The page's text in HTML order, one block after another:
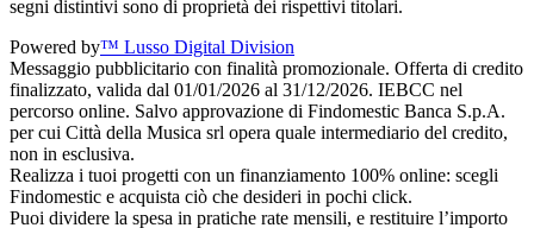
segni distintivi sono di proprietà dei rispettivi titolari.
Powered by™ Lusso Digital Division
Messaggio pubblicitario con finalità promozionale. Offerta di credito
finalizzato, valida dal 01/01/2026 al 31/12/2026. IEBCC nel
percorso online. Salvo approvazione di Findomestic Banca S.p.A.
per cui Città della Musica srl opera quale intermediario del credito,
non in esclusiva.
Realizza i tuoi progetti con un finanziamento 100% online: scegli
Findomestic e acquista ciò che desideri in pochi click.
Puoi dividere la spesa in pratiche rate mensili, e restituire l’importo